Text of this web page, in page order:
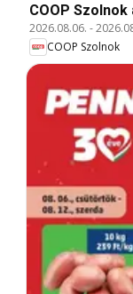
COOP
2026.08.06. -
COOP Szolnok